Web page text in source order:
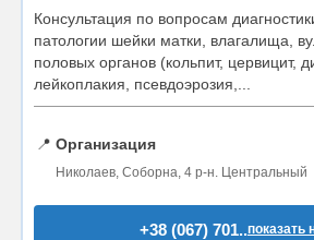
Консультация по вопросам
патологии шейки матки, влагалища,
половых органов (кольпит, цервицит,
лейкоплакия, псевдоэрозия,...
📍 Организация
Николаев, Соборна, 4 р-н. Центральный
+38 (067) 701..показать